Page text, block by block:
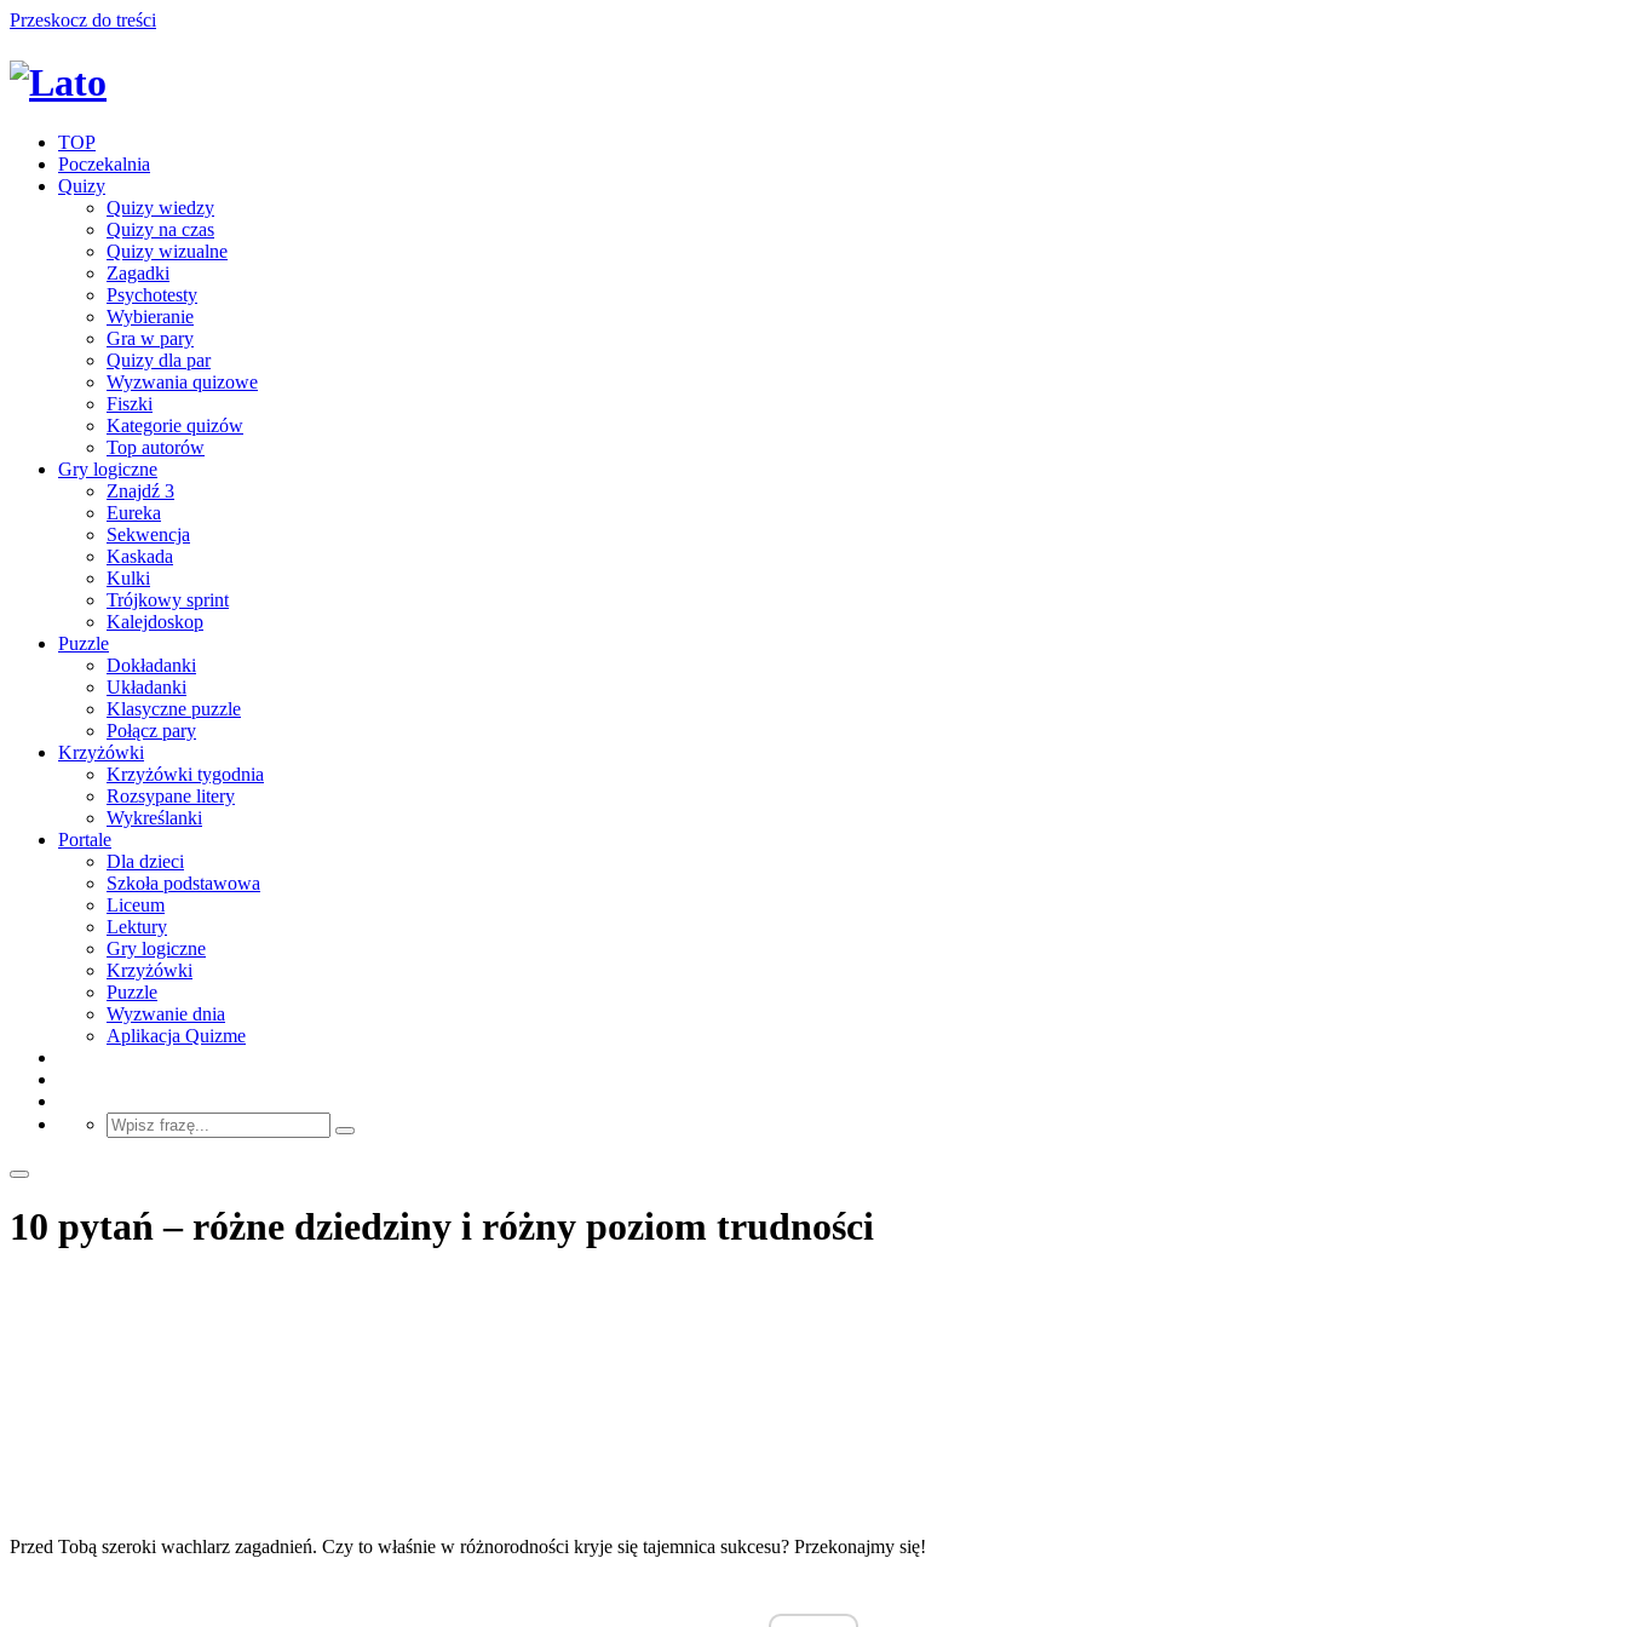
Przeskocz do treści
TOP
Poczekalnia
Quizy
Quizy wiedzy
Quizy na czas
Quizy wizualne
Zagadki
Psychotesty
Wybieranie
Gra w pary
Quizy dla par
Wyzwania quizowe
Fiszki
Kategorie quizów
Top autorów
Gry logiczne
Znajdź 3
Eureka
Sekwencja
Kaskada
Kulki
Trójkowy sprint
Kalejdoskop
Puzzle
Dokładanki
Układanki
Klasyczne puzzle
Połącz pary
Krzyżówki
Krzyżówki tygodnia
Rozsypane litery
Wykreślanki
Portale
Dla dzieci
Szkoła podstawowa
Liceum
Lektury
Gry logiczne
Krzyżówki
Puzzle
Wyzwanie dnia
Aplikacja Quizme
10 pytań – różne dziedziny i różny poziom trudności
Przed Tobą szeroki wachlarz zagadnień. Czy to właśnie w różnorodności kryje się tajemnica sukcesu? Przekonajmy się!